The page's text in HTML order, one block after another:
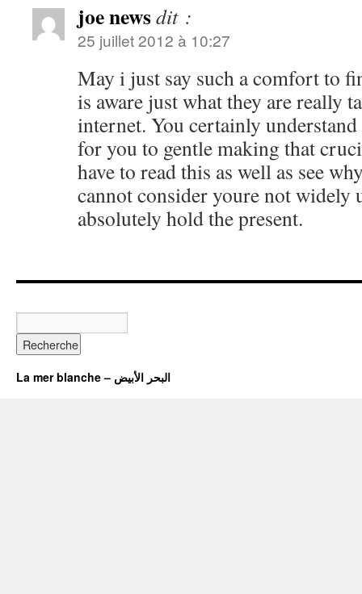
joe newsdit :
25 juillet 2012 à 10:27
May i just say such a comfort to
is aware just what they are really
internet. You certainly
for you to gentle making that
have to read this as well as see
cannot consider youre not widely
absolutely hold the present.
La mer blanche – البحر الأبيض